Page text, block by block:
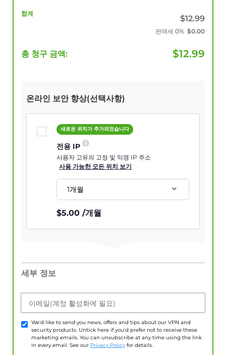
합계
$12.99
판매세 0% $0.00
총 청구 금액: $12.99
온라인 보안 향상(선택사항)
새로운 위치가 추가되었습니다
전용 IP
사용자 고유의 고정 및 익명 IP 주소
사용 가능한 모든 위치 보기
1개월
$5.00 /개월
세부 정보
이메일(계정 활성화에 필요)
We'd like to send you news, offers and tips about our VPN and
security products. Untick here if you'd prefer not to receive these
marketing emails. You can unsubscribe at any time using the link
in every email. See our Privacy Policy for details.